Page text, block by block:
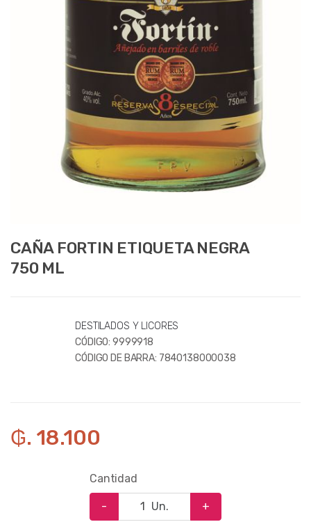
CAÑA FORTIN ETIQUETA NEGRA
750 ML
DESTILADOS Y LICORES
CÓDIGO: 9999918
CÓDIGO DE BARRA: 7840138000038
₲. 18.100
Cantidad
- Un. +